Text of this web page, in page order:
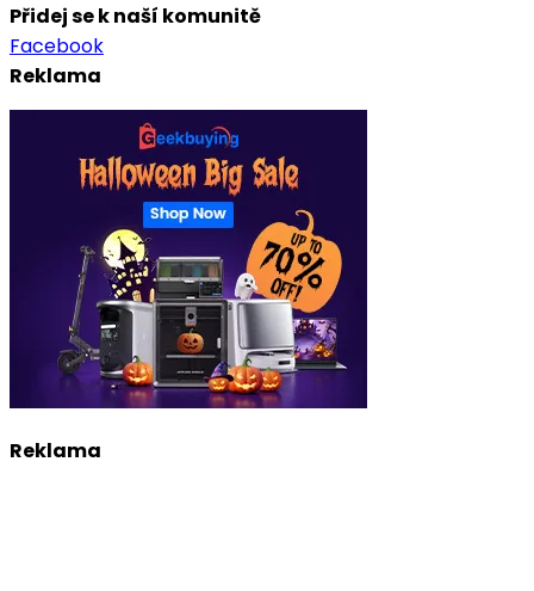
Přidej se k naší komunitě
Facebook
Reklama
Reklama